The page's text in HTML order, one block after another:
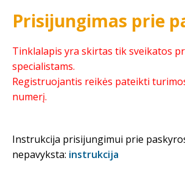
Prisijungimas prie
Tinklalapis yra skirtas tik sveikatos
specialistams.
Registruojantis reikės pateikti
numerį.
Instrukcija prisijungimui prie
nepavyksta: instrukcija